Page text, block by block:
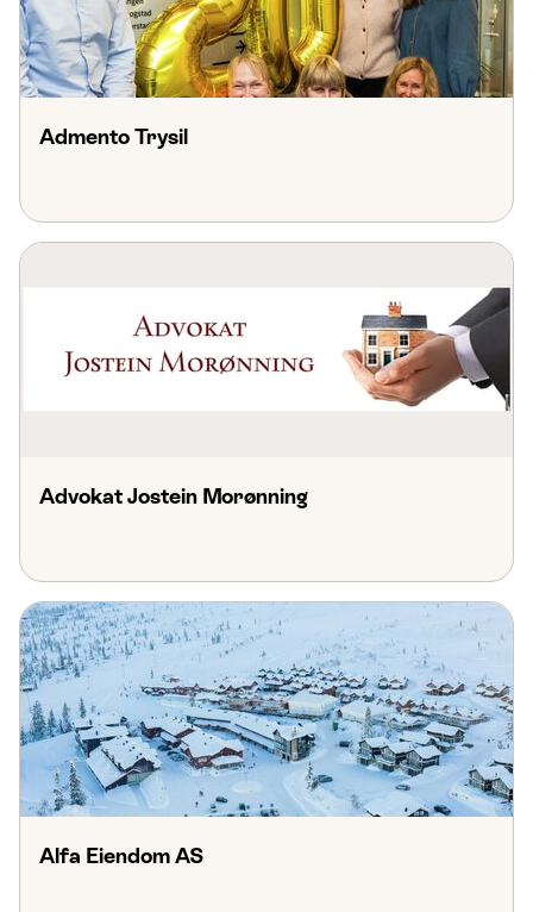
Admento Trysil
Advokat Jostein Morønning
Alfa Eiendom AS